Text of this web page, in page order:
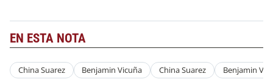
EN ESTA NOTA
China Suarez Benjamin Vicuña China Suarez Benjamin